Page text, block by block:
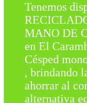
Tenemos
MANO DE
en El
Césped
, brindando
ahorrar al
alternativa